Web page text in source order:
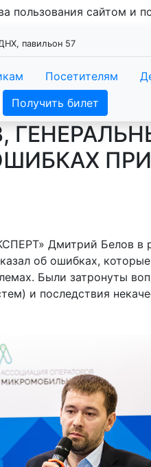
пользования сайтом и
павильон 57
Посетителям
Получить билет
Дмитрий Белов в
об ошибках,
Были затронуты
и последствия